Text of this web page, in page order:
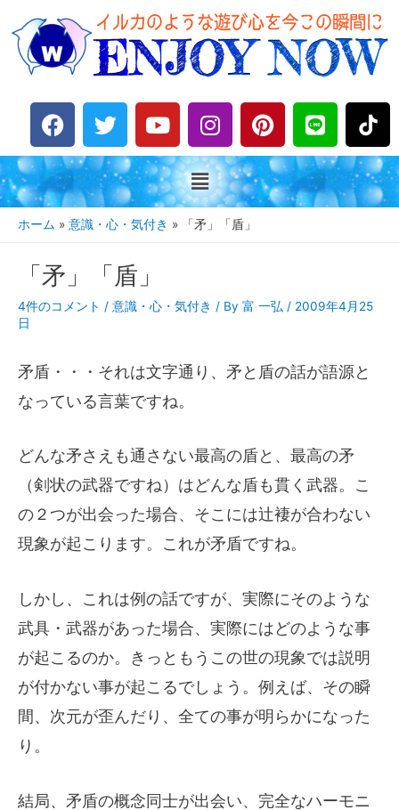
F
a
c
e
b
o
k
T
w
i
t
t
e
Y
o
u
t
u
b
I
n
s
t
a
g
P
i
n
t
e
L
i
n
e
ホーム 意識・心・気付き 「矛」「盾」
「矛」「盾」
4件のコメント / 意識・心・気付き / By 富 一弘 / 2009年4月25
日
矛盾・・・それは文字通り、矛と盾の話が語源と
なっている言葉ですね。
どんな矛さえも通さない最高の盾と、最高の矛
（剣状の武器ですね）はどんな盾も貫く武器。こ
の２つが出会った場合、そこには辻褄が合わない
現象が起こります。これが矛盾ですね。
しかし、これは例の話ですが、実際にそのような
武具・武器があった場合、実際にはどのような事
が起こるのか。きっともうこの世の現象では説明
が付かない事が起こるでしょう。例えば、その瞬
間、次元が歪んだり、全ての事が明らかになった
り。
結局、矛盾の概念同士が出会い、完全なハーモニ